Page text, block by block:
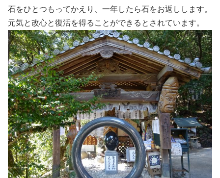
石をひとつもってかえり、一年したら石をお返しします。
元気と改心と復活を得ることができるとされています。